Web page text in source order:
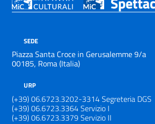
SEDE
Piazza Santa Croce in Gerusalemme 9/a
00185, Roma (Italia)
URP
(+39) 06.6723.3202-3314 Segreteria DGS
(+39) 06.6723.3364 Servizio I
(+39) 06.6723.3379 Servizio II